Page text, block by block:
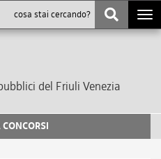
del Friuli Venezia
CONCORSI